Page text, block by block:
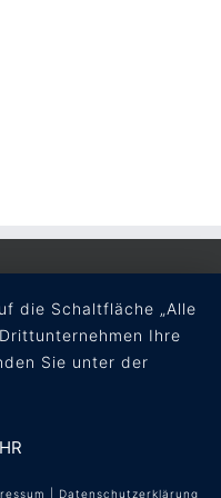
die Schaltfläche „Alle
Ihre
Sie unter der
Datenschutzerklärung